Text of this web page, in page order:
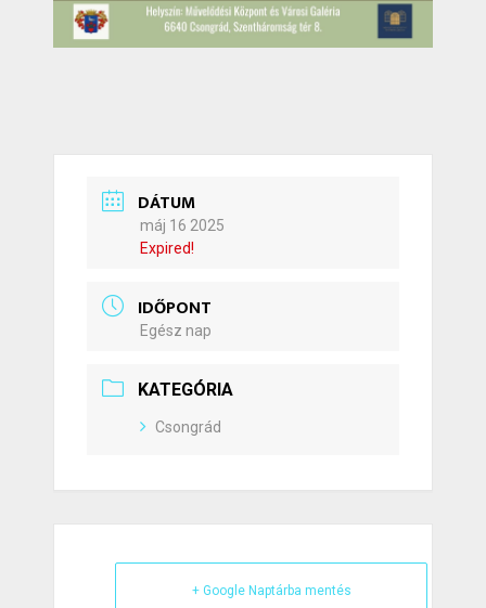
DÁTUM
máj 16 2025
Expired!
IDŐPONT
Egész nap
KATEGÓRIA
Csongrád
+ Google Naptárba mentés